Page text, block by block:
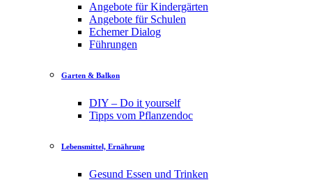
Angebote für Kindergärten
Angebote für Schulen
Echemer Dialog
Führungen
Garten & Balkon
DIY – Do it yourself
Tipps vom Pflanzendoc
Lebensmittel, Ernährung
Gesund Essen und Trinken